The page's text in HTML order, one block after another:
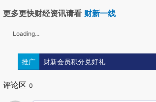
更多更快财经资讯请看 财新一线
Loading...
推广 财新会员积分兑好礼
评论区 0